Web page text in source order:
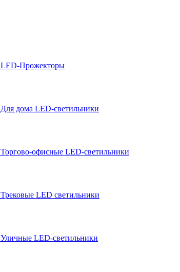
LED-Прожекторы
Для дома LED-светильники
Торгово-офисные LED-светильники
Трековые LED светильники
Уличные LED-светильники